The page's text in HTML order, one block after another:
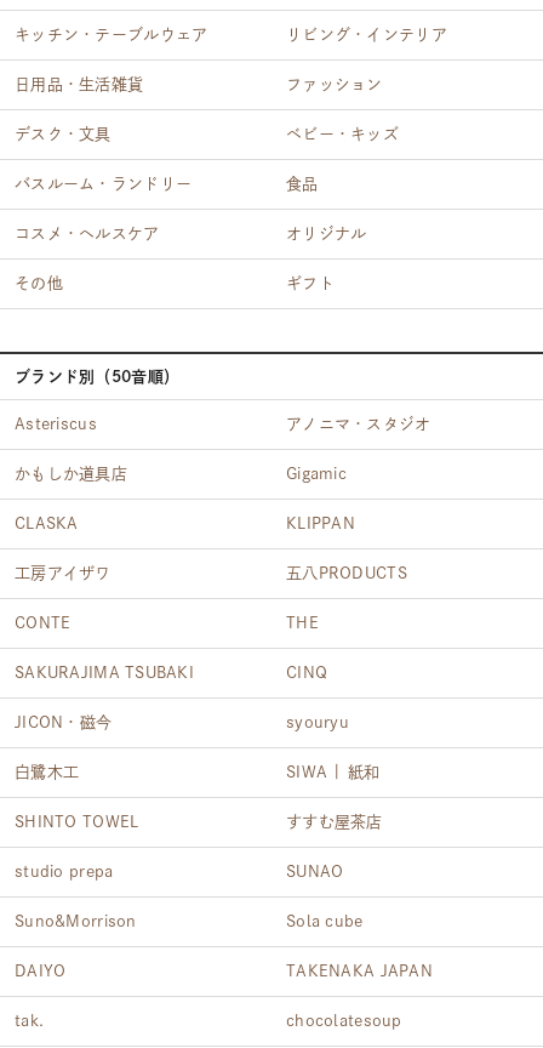
キッチン・テーブルウェア リビング・インテリア
日用品・生活雑貨 ファッション
デスク・文具 ベビー・キッズ
バスルーム・ランドリー 食品
コスメ・ヘルスケア オリジナル
その他 ギフト
ブランド別（50音順）
Asteriscus アノニマ・スタジオ
かもしか道具店 Gigamic
CLASKA KLIPPAN
工房アイザワ 五八PRODUCTS
CONTE THE
SAKURAJIMA TSUBAKI CINQ
JICON・磁今 syouryu
白鷺木工 SIWA | 紙和
SHINTO TOWEL すすむ屋茶店
studio prepa SUNAO
Suno&Morrison Sola cube
DAIYO TAKENAKA JAPAN
tak. chocolatesoup